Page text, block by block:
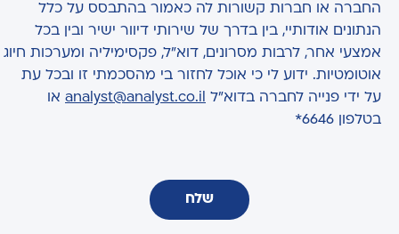
החברה או חברות קשורות לה כאמור בהתבסס על כלל
הנתונים אודותיי, בין בדרך של שירותי דיוור ישיר ובין בכל
אמצעי אחר, לרבות מסרונים, דוא"ל, פקסימיליה ומערכות חיוג
אוטומטיות. ידוע לי כי אוכל לחזור בי מהסכמתי זו ובכל עת
על ידי פנייה לחברה בדוא"ל
analyst@analyst.co.il או
בטלפון 6646*
שלח